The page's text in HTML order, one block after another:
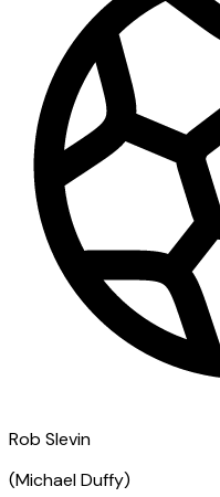
Rob Slevin
(Michael Duffy)